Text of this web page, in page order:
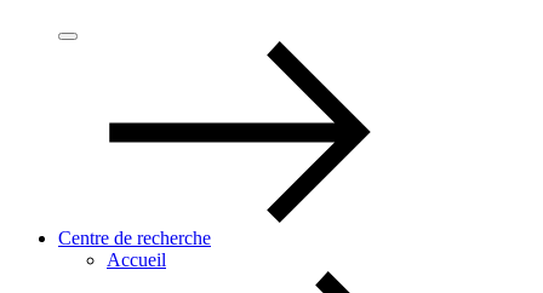
Centre de recherche
Accueil